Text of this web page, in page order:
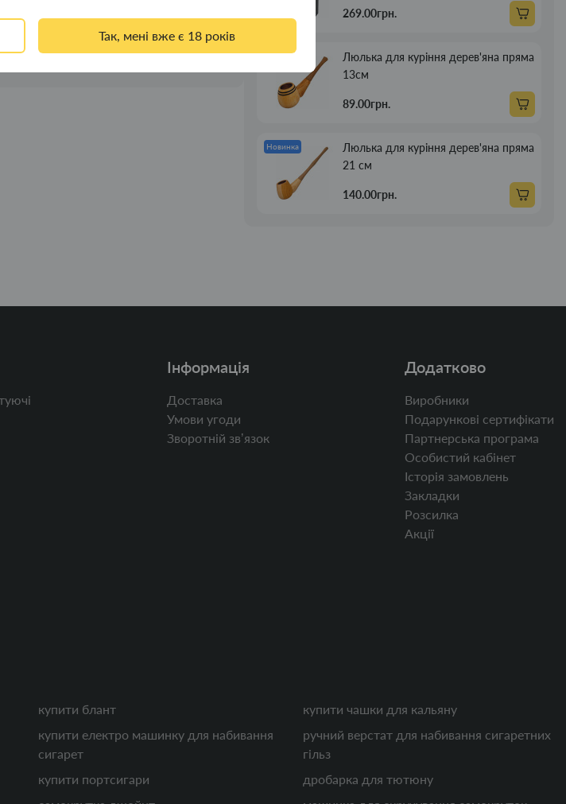
Так, мені вже є 18 років
269.00грн.
Новинка
Люлька для куріння дерев'яна пряма
13см
89.00грн.
Новинка
Люлька для куріння дерев'яна пряма
21 см
140.00грн.
Інформація
Доставка
Умови угоди
Зворотній звʼязок
Додатково
Виробники
Подарункові сертифікати
Партнерська програма
Особистий кабінет
Історія замовлень
Закладки
Розсилка
Акції
купити блант
купити електро машинку для набивання
сигарет
купити портсигари
купити чашки для кальяну
ручний верстат для набивання сигаретних
гільз
дробарка для тютюну